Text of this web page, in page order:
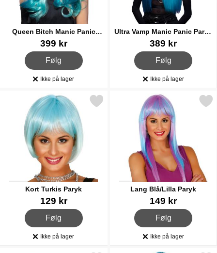
Queen Bitch Manic Panic
Paryk Mermaid
Varenr 43212399 kr
Følg
, Queen Bitch Manic Panic Paryk Mermaid
Produkttilgængelighed:
Ikke på lager
Ultra Vamp Manic Panic Paryk
Atomic Split
Varenr 43215389 kr
Følg
, Ultra Vamp Manic
Produkttilgængelighed:
Ikke på lager
Kort Turkis Paryk
Varenr 84046129 kr
Følg
, Kort Turkis Paryk
Produkttilgængelighed:
Ikke på lager
Markér kort Turkis Paryk som favorit
Lang Blå/Lilla Paryk
Varenr 84047149 kr
Følg
, Lang Blå/Lilla Paryk
Produkttilgængelighed:
Ikke på lager
Markér lang Blå/Lilla